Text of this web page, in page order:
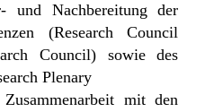
und Nachbereitung der
(Research Council
Council) sowie des
Plenary
mit den